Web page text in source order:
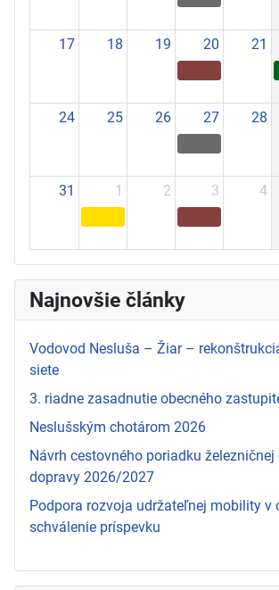
17 18 19 20 21
24 25 26 27 28
31 1 2 3 4
Najnovšie články
Vodovod Nesluša – Žiar –
siete
3. riadne zasadnutie obecného
Neslušským chotárom 2026
Návrh cestovného poriadku železničnej
dopravy 2026/2027
Podpora rozvoja udržateľnej mobility v
schválenie príspevku